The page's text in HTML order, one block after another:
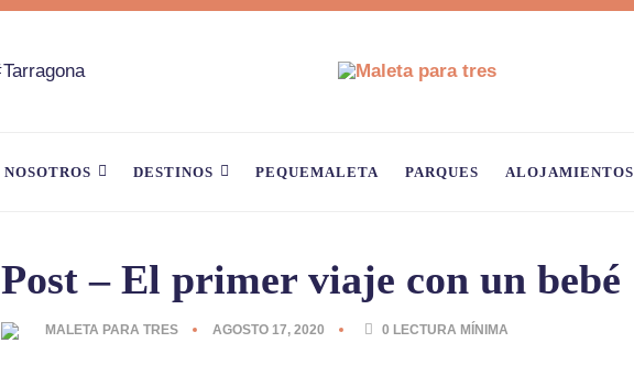
Tarragona
NOSOTROS DESTINOS PEQUEMALETA PARQUES ALOJAMIENTOS
Post – El primer viaje con un bebé
MALETA PARA TRES AGOSTO 17, 2020 0 LECTURA MÍNIMA